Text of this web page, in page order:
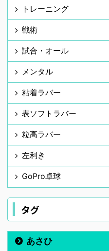
トレーニング
戦術
試合・オール
メンタル
粘着ラバー
表ソフトラバー
粒高ラバー
左利き
GoPro卓球
タグ
あさひ